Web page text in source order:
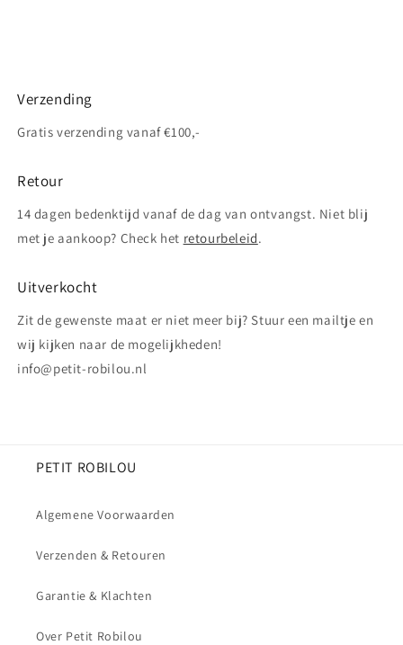
Verzending
Gratis verzending vanaf €100,-
Retour
14 dagen bedenktijd vanaf de dag van ontvangst. Niet blij
met je aankoop? Check het retourbeleid.
Uitverkocht
Zit de gewenste maat er niet meer bij? Stuur een mailtje en
wij kijken naar de mogelijkheden!
info@petit-robilou.nl
PETIT ROBILOU
Algemene Voorwaarden
Verzenden & Retouren
Garantie & Klachten
Over Petit Robilou